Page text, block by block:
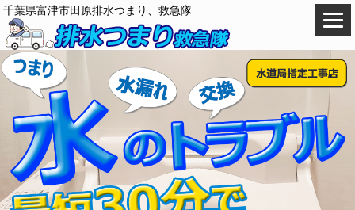
千葉県富津市田原排水つまり、救急隊